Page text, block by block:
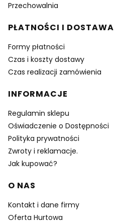
Przechowalnia
PŁATNOŚCI I DOSTAWA
Formy płatności
Czas i koszty dostawy
Czas realizacji zamówienia
INFORMACJE
Regulamin sklepu
Oświadczenie o Dostępności
Polityka prywatności
Zwroty i reklamacje.
Jak kupować?
O NAS
Kontakt i dane firmy
Oferta Hurtowa